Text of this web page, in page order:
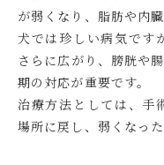
が弱くなり、脂肪や内
犬では珍しい病気です
さらに広がり、膀胱や
期の対応が重要です。
治療方法としては、手
場所に戻し、弱くなっ